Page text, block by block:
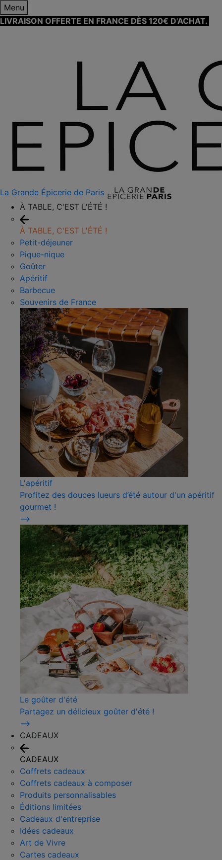
Menu
LIVRAISON OFFERTE EN FRANCE DÈS 120€ D'ACHAT.
La Grande Épicerie de Paris
À TABLE, C'EST L'ÉTÉ !
À TABLE, C'EST L'ÉTÉ !
Petit-déjeuner
Pique-nique
Goûter
Apéritif
Barbecue
Souvenirs de France
L'apéritif
Profitez des douces lueurs d’été autour d'un apéritif
gourmet !
⟶
Le goûter d'été
Partagez un délicieux goûter d'été !
⟶
CADEAUX
CADEAUX
Coffrets cadeaux
Coffrets cadeaux à composer
Produits personnalisables
Éditions limitées
Cadeaux d'entreprise
Idées cadeaux
Art de Vivre
Cartes cadeaux